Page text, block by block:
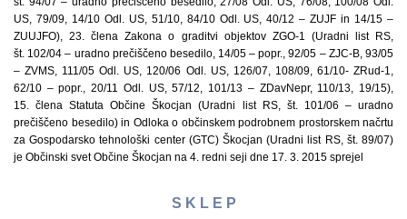
US, 79/09, 14/10 Odl. US, 51/10, 84/10 Odl. US, 40/12 – ZUJF in 14/15 –
ZUUJFO), 23. člena Zakona o graditvi objektov ZGO-1 (Uradni list RS,
št. 102/04 – uradno prečiščeno besedilo, 14/05 – popr., 92/05 – ZJC-B, 93/05
– ZVMS, 111/05 Odl. US, 120/06 Odl. US, 126/07, 108/09, 61/10- ZRud-1,
62/10 – popr., 20/11 Odl. US, 57/12, 101/13 – ZDavNepr, 110/13, 19/15),
15. člena Statuta Občine Škocjan (Uradni list RS, št. 101/06 – uradno
prečiščeno besedilo) in Odloka o občinskem podrobnem prostorskem načrtu
za Gospodarsko tehnološki center (GTC) Škocjan (Uradni list RS, št. 89/07)
je Občinski svet Občine Škocjan na 4. redni seji dne 17. 3. 2015 sprejel
S K L E P